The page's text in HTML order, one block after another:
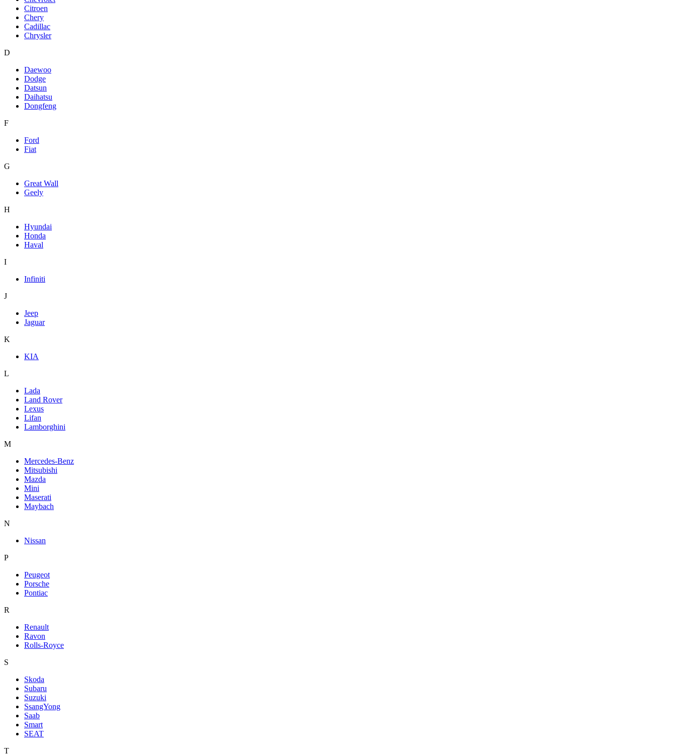
Citroen
Chery
Cadillac
Chrysler
D
Daewoo
Dodge
Datsun
Daihatsu
Dongfeng
F
Ford
Fiat
G
Great Wall
Geely
H
Hyundai
Honda
Haval
I
Infiniti
J
Jeep
Jaguar
K
KIA
L
Lada
Land Rover
Lexus
Lifan
Lamborghini
M
Mercedes-Benz
Mitsubishi
Mazda
Mini
Maserati
Maybach
N
Nissan
P
Peugeot
Porsche
Pontiac
R
Renault
Ravon
Rolls-Royce
S
Skoda
Subaru
Suzuki
SsangYong
Saab
Smart
SEAT
T